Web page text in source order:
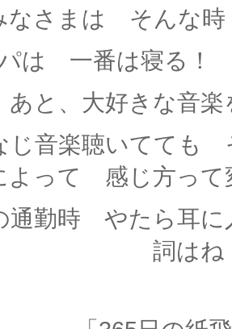
なさまは そんな
は 一番は寝る！
あと、大好きな音
じ音楽聴いてても
よって 感じ方って
通勤時 やたら耳に
詞はね